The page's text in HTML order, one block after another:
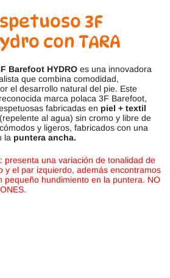
3F
con TARA
Barefoot HYDRO es una innovadora
que combina comodidad,
el desarrollo natural del pie. Este
marca polaca 3F Barefoot,
fabricadas en piel + textil
(repelente al agua) sin cromo y libre de
y ligeros, fabricados con una
la puntera ancha.
presenta una variación de tonalidad de
y el par izquierdo, además encontramos
pequeño hundimiento en la puntera. NO